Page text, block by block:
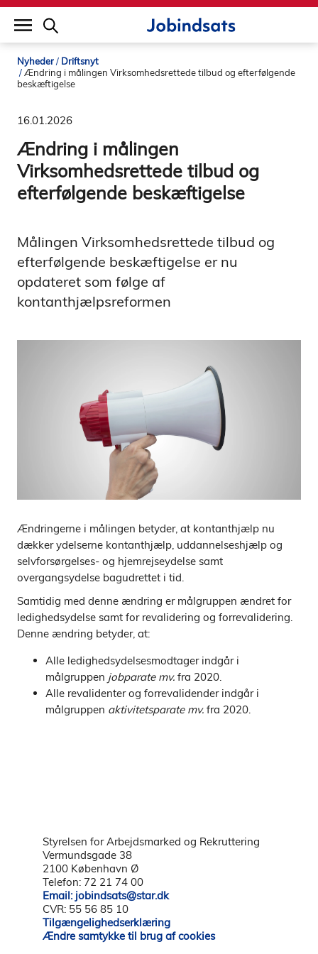
builddate: 2026-02-02 16:12:57
Nyheder
Driftsnyt
Ændring i målingen Virksomhedsrettede tilbud og efterfølgende
beskæftigelse
16.01.2026
Ændring i målingen
Virksomhedsrettede tilbud og
efterfølgende beskæftigelse
Målingen Virksomhedsrettede tilbud og
efterfølgende beskæftigelse er nu
opdateret som følge af
kontanthjælpsreformen
Ændringerne i målingen betyder, at kontanthjælp nu
dækker ydelserne kontanthjælp, uddannelseshjælp og
selvforsørgelses- og hjemrejseydelse samt
overgangsydelse bagudrettet i tid.
Samtidig med denne ændring er målgruppen ændret for
ledighedsydelse samt for revalidering og forrevalidering.
Denne ændring betyder, at:
Alle ledighedsydelsesmodtager indgår i
målgruppen jobparate mv. fra 2020.
Alle revalidenter og forrevalidender indgår i
målgruppen aktivitetsparate mv. fra 2020.
Styrelsen for Arbejdsmarked og Rekruttering
Vermundsgade 38
2100 København Ø
Telefon: 72 21 74 00
Email: jobindsats@star.dk
CVR: 55 56 85 10
Tilgængelighedserklæring
Ændre samtykke til brug af cookies